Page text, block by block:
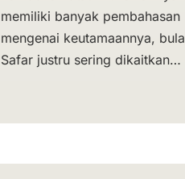
memiliki banyak pembahasan
mengenai keutamaannya,
Safar justru sering dikaitkan…